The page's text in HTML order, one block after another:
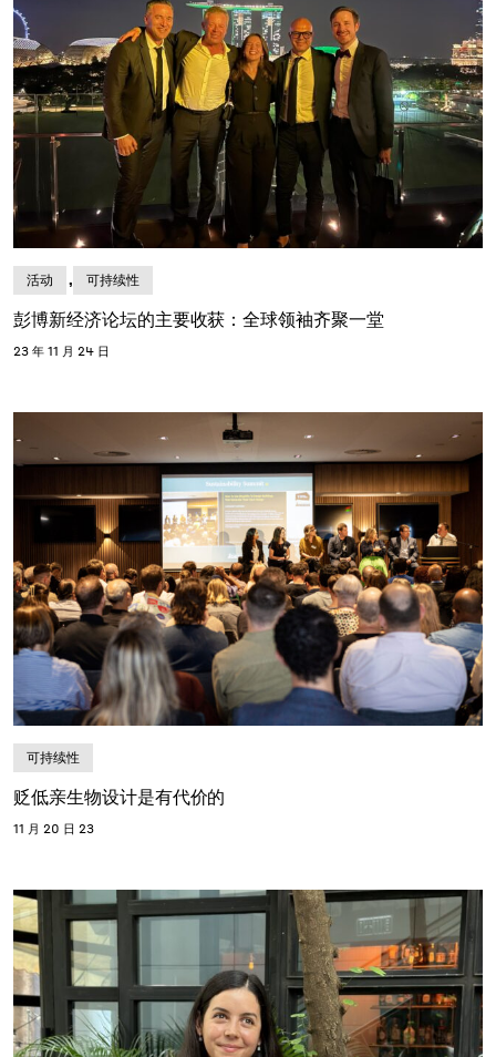
活动 , 可持续性
彭博新经济论坛的主要收获：全球领袖齐聚一堂
23 年 11 月 24 日
可持续性
贬低亲生物设计是有代价的
11 月 20 日 23